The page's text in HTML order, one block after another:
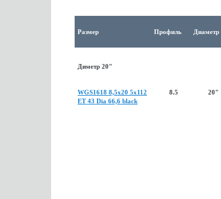
Размер Профиль Диаметр
Диметр 20"
WGS1618 8,5x20 5x112
ET 43 Dia 66,6 black
8.5 20"